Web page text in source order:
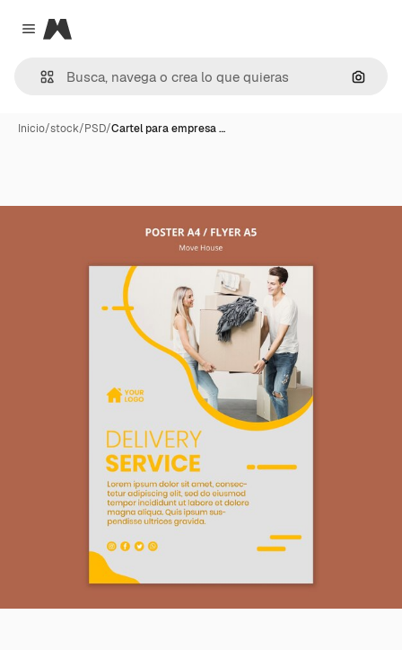
Close menu
Magnific
Inicio/stock/PSD/Cartel para empresa …